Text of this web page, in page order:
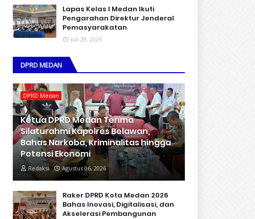
Lapas Kelas I Medan Ikuti
Pengarahan Direktur Jenderal
Pemasyarakatan
Juli 29, 2026
DPRD MEDAN
DPRD Medan
Ketua DPRD Medan Terima
Silaturahmi Kapolres Belawan,
Bahas Narkoba, Kriminalitas hingga
Potensi Ekonomi
Redaksi Agustus 06, 2026
Raker DPRD Kota Medan 2026
Bahas Inovasi, Digitalisasi, dan
Akselerasi Pembangunan